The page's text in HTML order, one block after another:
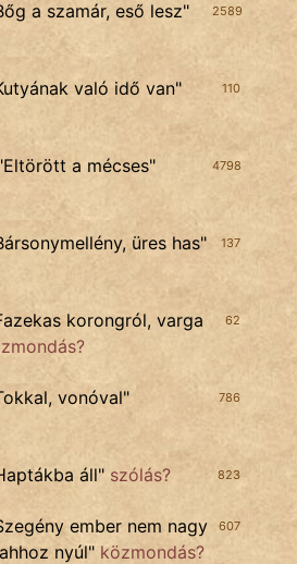
2589
a szamár, eső lesz"
110
való idő van"
4798
Eltörött a mécses"
137
üres has"
62
korongról, varga
786
vonóval"
823
áll" szólás?
607
ember nem nagy
nyúl" közmondás?